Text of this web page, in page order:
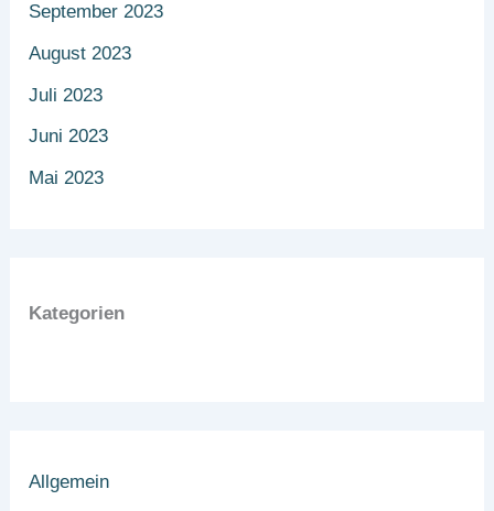
September 2023
August 2023
Juli 2023
Juni 2023
Mai 2023
Kategorien
Allgemein